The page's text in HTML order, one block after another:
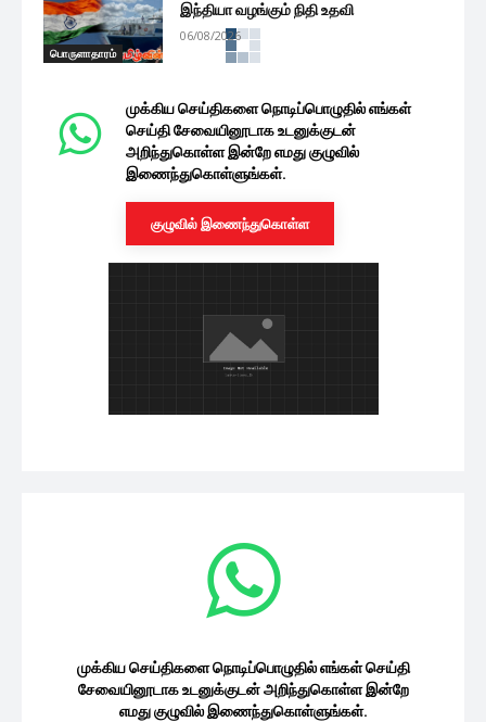
பொருளாதாரம்
இந்தியா வழங்கும் நிதி உதவி
06/08/2026
முக்கிய செய்திகளை நொடிப்பொழுதில் எங்கள்
செய்தி சேவையினூடாக உடனுக்குடன்
அறிந்துகொள்ள இன்றே எமது குழுவில்
இணைந்துகொள்ளுங்கள்.
குழுவில் இணைந்துகொள்ள
முக்கிய செய்திகளை நொடிப்பொழுதில் எங்கள் செய்தி
சேவையினூடாக உடனுக்குடன் அறிந்துகொள்ள இன்றே
எமது குழுவில் இணைந்துகொள்ளுங்கள்.